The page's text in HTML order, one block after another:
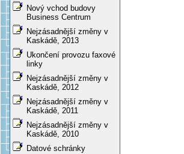
Nový vchod budovy
Business Centrum
Nejzásadnější změny v
Kaskádě, 2013
Ukončení provozu faxové
linky
Nejzásadnější změny v
Kaskádě, 2012
Nejzásadnější změny v
Kaskádě, 2011
Nejzásadnější změny v
Kaskádě, 2010
Datové schránky